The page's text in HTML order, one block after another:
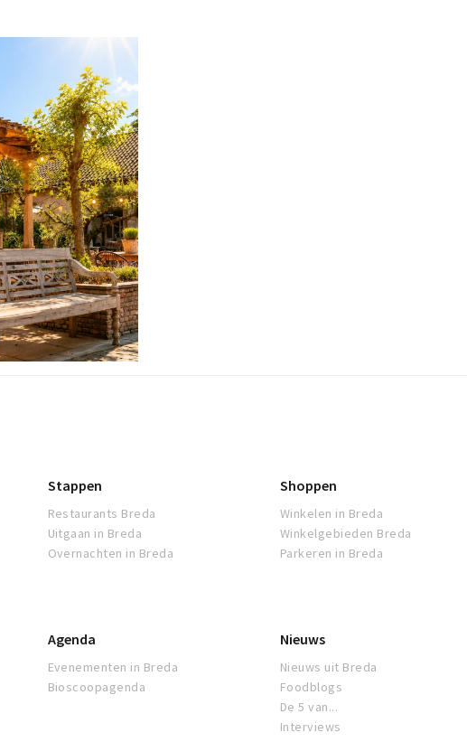
Stappen
Restaurants Breda
Uitgaan in Breda
Overnachten in Breda
Shoppen
Winkelen in Breda
Winkelgebieden Breda
Parkeren in Breda
Agenda
Evenementen in Breda
Bioscoopagenda
Nieuws
Nieuws uit Breda
Foodblogs
De 5 van...
Interviews